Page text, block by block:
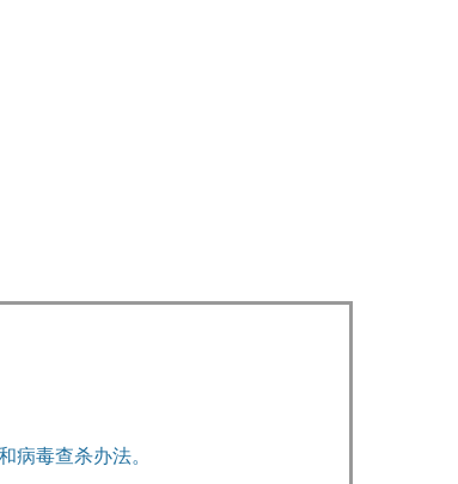
病毒查杀办法。